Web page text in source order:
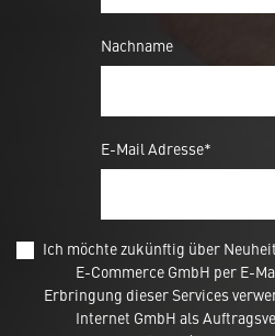
Nachname
E-Mail Adresse*
Ich möchte zukünftig über
E-Commerce GmbH per E-
Erbringung dieser Services
Internet GmbH als